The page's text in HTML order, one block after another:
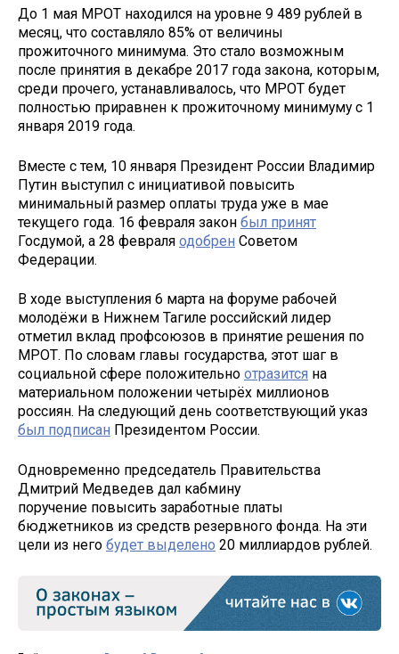
До 1 мая МРОТ находился на уровне 9 489 рублей в
месяц, что составляло 85% от величины
прожиточного минимума. Это стало возможным
после принятия в декабре 2017 года закона, которым,
среди прочего, устанавливалось, что МРОТ будет
полностью приравнен к прожиточному минимуму с 1
января 2019 года.
Вместе с тем, 10 января Президент России Владимир
Путин выступил с инициативой повысить
минимальный размер оплаты труда уже в мае
текущего года. 16 февраля закон был принят
Госдумой, а 28 февраля одобрен Советом
Федерации.
В ходе выступления 6 марта на форуме рабочей
молодёжи в Нижнем Тагиле российский лидер
отметил вклад профсоюзов в принятие решения по
МРОТ. По словам главы государства, этот шаг в
социальной сфере положительно отразится на
материальном положении четырёх миллионов
россиян. На следующий день соответствующий указ
был подписан Президентом России.
Одновременно председатель Правительства
Дмитрий Медведев дал кабмину
поручение повысить заработные платы
бюджетников из средств резервного фонда. На эти
цели из него будет выделено 20 миллиардов рублей.